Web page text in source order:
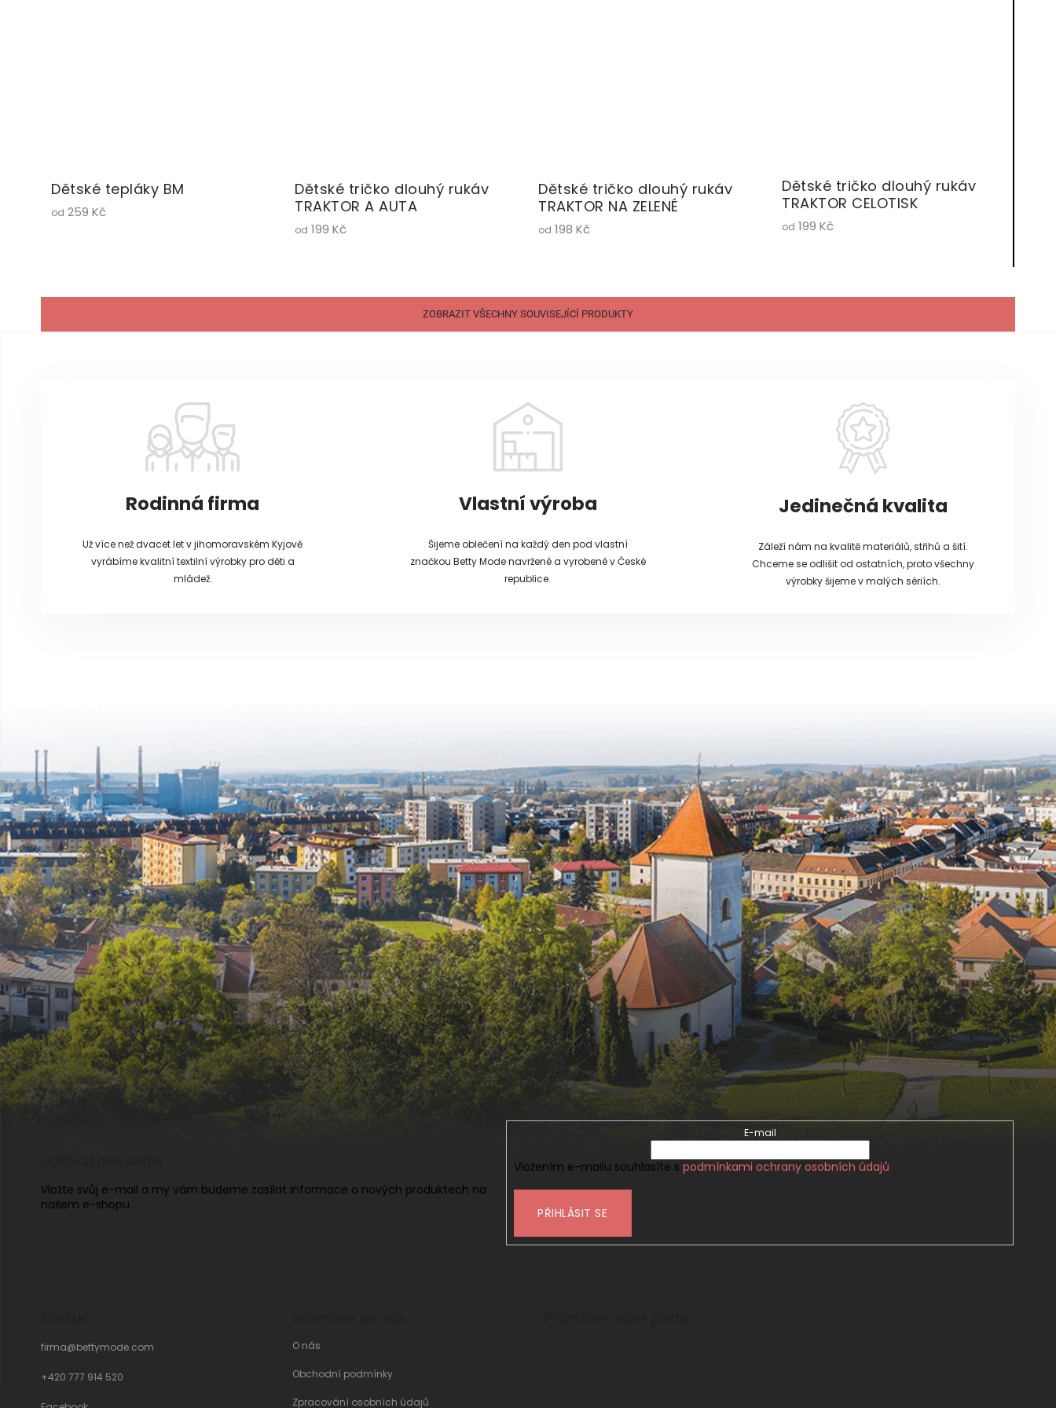
Dětské tepláky BM
od 259 Kč
Dětské tričko dlouhý rukáv
TRAKTOR A AUTA
od 199 Kč
Dětské tričko dlouhý rukáv
TRAKTOR NA ZELENÉ
od 198 Kč
Dětské tričko dlouhý rukáv
TRAKTOR CELOTISK
od 199 Kč
ZOBRAZIT VŠECHNY SOUVISEJÍCÍ PRODUKTY
Rodinná firma
Už více než dvacet let v jihomoravském Kyjově
vyrábíme kvalitní textilní výrobky pro děti a
mládež.
Vlastní výroba
Šijeme oblečení na každý den pod vlastní
značkou Betty Mode navržené a vyrobené v České
republice.
Jedinečná kvalita
Záleží nám na kvalitě materiálů, střihů a šití.
Chceme se odlišit od ostatních, proto všechny
výrobky šijeme v malých sériích.
Vložte svůj e-mail a my vám budeme zasílat informace o nových produktech na
našem e-shopu.
E-mail
Vložením e-mailu souhlasíte s podmínkami ochrany osobních údajů
PŘIHLÁSIT SE
firma@bettymode.com
+420 777 914 520
O nás
Obchodní podmínky
Zpracování osobních údajů